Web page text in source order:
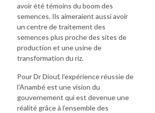
avoir été témoins du boom des
semences. Ils aimeraient aussi avoir
un centre de traitement des
semences plus proche des sites de
production et une usine de
transformation du riz.
Pour Dr Diouf, l’expérience réussie de
l’Anambé est une vision du
gouvernement qui est devenue une
réalité grâce à l’ensemble des